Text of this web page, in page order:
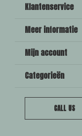
Klantenservice
Meer informatie
Mijn account
Categorieën
CALL US